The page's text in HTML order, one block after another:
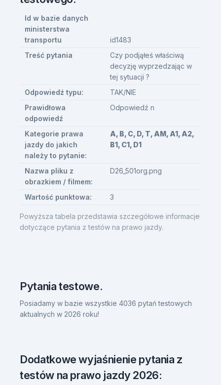
Powyższa tabela przedstawia szczegółowe informacje
dotyczące pytania z testów na prawo jazdy.
Id w bazie danych
ministerstwa
transportu
id1483
Treść pytania
Czy podjąłeś właściwą
decyzję wyprzedzając w
tej sytuacji ?
Odpowiedź typu:
TAK/NIE
Prawidłowa
odpowiedź
Odpowiedź n
Kategorie prawa
jazdy do jakich
należy to pytanie:
A, B, C, D, T, AM, A1, A2,
B1, C1, D1
Nazwa pliku z
obrazkiem / filmem:
D26_501org.png
Wartość punktowa: 3
Pytania testowe.
Posiadamy w bazie wszystkie 4036 pytań testowych
aktualnych w 2026 roku!
Dodatkowe wyjaśnienie pytania z
testów na prawo jazdy 2026: